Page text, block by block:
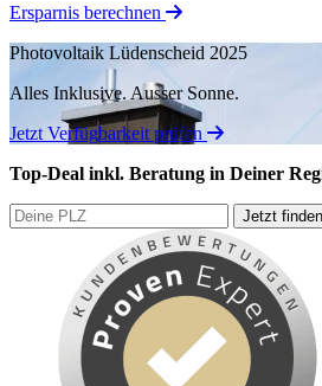
Ersparnis berechnen
Photovoltaik Lüdenscheid 2025
Alles Inklusive. Ausser Sonne.
Jetzt Verfügbarkeit prüfen
Top-Deal inkl. Beratung in Deiner